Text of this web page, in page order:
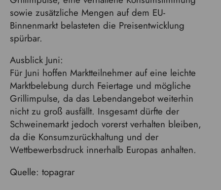
sowie zusätzliche Mengen auf dem EU-
Binnenmarkt belasteten die Preisentwicklung
spürbar.
Ausblick Juni:
Für Juni hoffen Marktteilnehmer auf eine leichte
Marktbelebung durch Feiertage und mögliche
Grillimpulse, da das Lebendangebot weiterhin
nicht zu groß ausfällt. Insgesamt dürfte der
Schweinemarkt jedoch vorerst verhalten bleiben,
da die Konsumzurückhaltung und der
Wettbewerbsdruck innerhalb Europas anhalten.
Quelle: topagrar